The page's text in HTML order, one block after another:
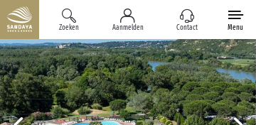
Zoeken Aanmelden Contact Menu